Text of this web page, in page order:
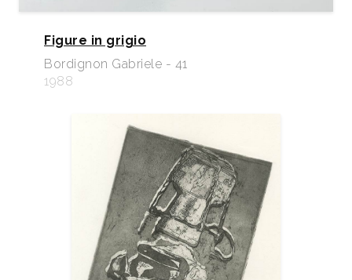
Figure in grigio
Bordignon Gabriele - 41
1988